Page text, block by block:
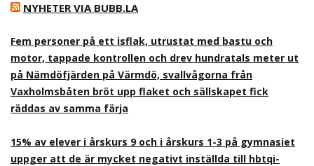
NYHETER VIA BUBB.LA
Fem personer på ett isflak, utrustat med bastu och
motor, tappade kontrollen och drev hundratals meter ut
på Nämdöfjärden på Värmdö, svallvågorna från
Vaxholmsbåten bröt upp flaket och sällskapet fick
räddas av samma färja
15% av elever i årskurs 9 och i årskurs 1-3 på gymnasiet
uppger att de är mycket negativt inställda till hbtqi-